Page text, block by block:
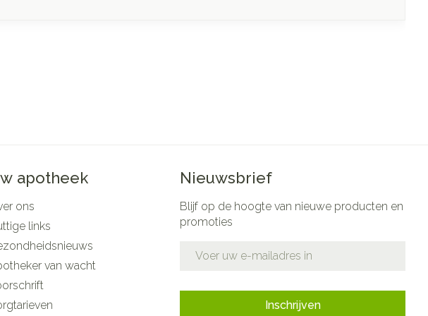
apotheek
ons
links
van wacht
Nieuwsbrief
Blijf op de hoogte van nieuwe producten en
promoties
Inschrijven